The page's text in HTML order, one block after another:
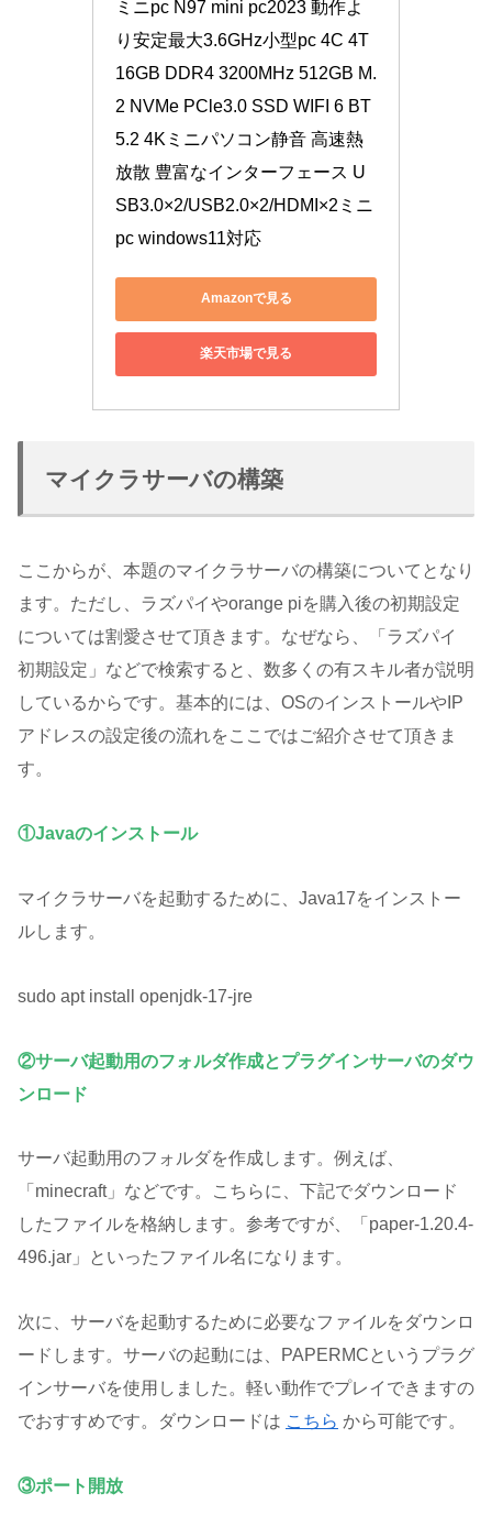
ミニpc N97 mini pc2023 動作よ
り安定最大3.6GHz小型pc 4C 4T
16GB DDR4 3200MHz 512GB M.
2 NVMe PCle3.0 SSD WIFI 6 BT
5.2 4Kミニパソコン静音 高速熱
放散 豊富なインターフェース U
SB3.0×2/USB2.0×2/HDMI×2ミニ
pc windows11対応
Amazonで見る
楽天市場で見る
マイクラサーバの構築
ここからが、本題のマイクラサーバの構築についてとなり
ます。ただし、ラズパイやorange piを購入後の初期設定
については割愛させて頂きます。なぜなら、「ラズパイ
初期設定」などで検索すると、数多くの有スキル者が説明
しているからです。基本的には、OSのインストールやIP
アドレスの設定後の流れをここではご紹介させて頂きま
す。
①Javaのインストール
マイクラサーバを起動するために、Java17をインストー
ルします。
sudo apt install openjdk-17-jre
②サーバ起動用のフォルダ作成とプラグインサーバのダウ
ンロード
サーバ起動用のフォルダを作成します。例えば、
「minecraft」などです。こちらに、下記でダウンロード
したファイルを格納します。参考ですが、「paper-1.20.4-
496.jar」といったファイル名になります。
次に、サーバを起動するために必要なファイルをダウンロ
ードします。サーバの起動には、PAPERMCというプラグ
インサーバを使用しました。軽い動作でプレイできますの
でおすすめです。ダウンロードは こちら から可能です。
③ポート開放